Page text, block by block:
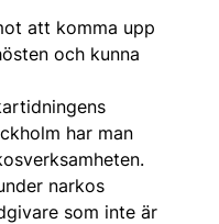
att komma upp
och kunna
har man
narkos
som inte är